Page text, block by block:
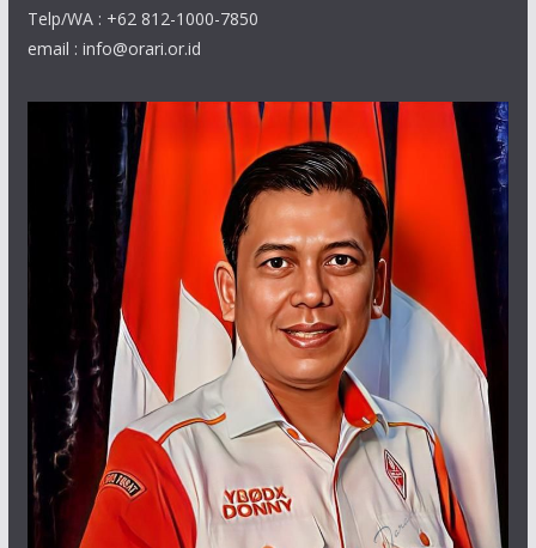
Telp/WA : +62 812-1000-7850
email : info@orari.or.id